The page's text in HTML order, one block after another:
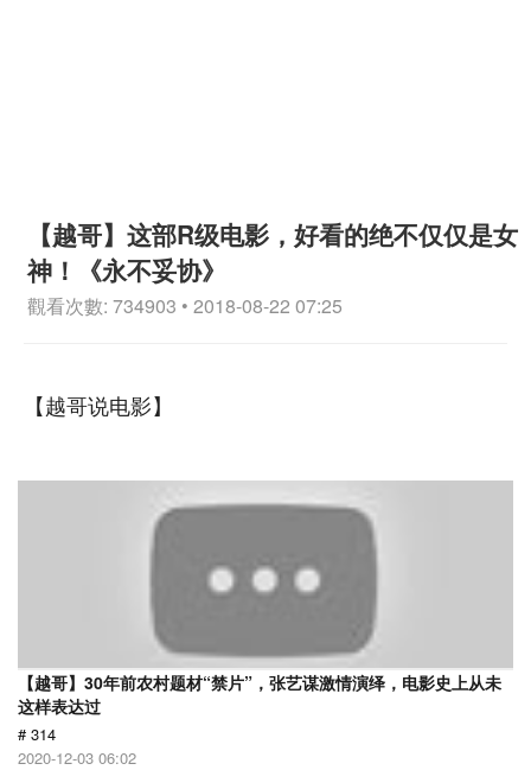
【越哥】这部R级电影，好看的绝不仅仅是女
神！《永不妥协》
觀看次數: 734903 • 2018-08-22 07:25
【越哥说电影】
【越哥】30年前农村题材“禁片”，张艺谋激情演绎，电影史上从未
这样表达过
# 314
2020-12-03 06:02